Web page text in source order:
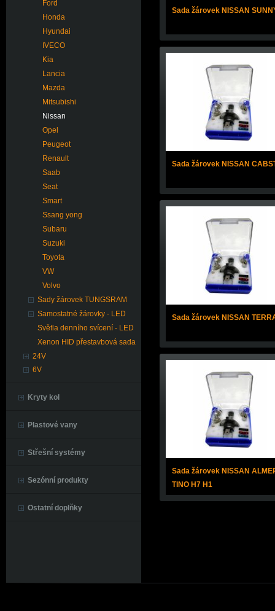
Ford
Honda
Hyundai
IVECO
Kia
Lancia
Mazda
Mitsubishi
Nissan
Opel
Peugeot
Renault
Saab
Seat
Smart
Ssang yong
Subaru
Suzuki
Toyota
VW
Volvo
Sady žárovek TUNGSRAM
Samostatné žárovky - LED
Světla denního svícení - LED
Xenon HID přestavbová sada
24V
6V
Kryty kol
Plastové vany
Střešní systémy
Sezónní produkty
Ostatní doplňky
Sada žárovek NISSAN
Sada žárovek NISSAN
Sada žárovek NISSAN
Sada žárovek NISSAN
TINO H7 H1